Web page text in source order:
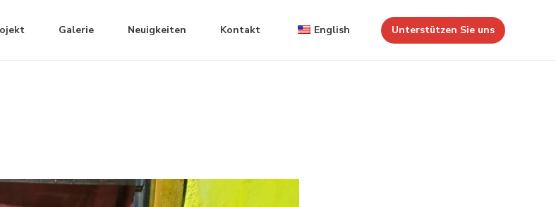
Galerie Neuigkeiten Kontakt English Unterstützen Sie uns